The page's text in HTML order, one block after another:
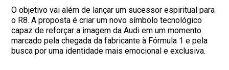
O objetivo vai além de lançar um sucessor espiritual para
o R8. A proposta é criar um novo símbolo tecnológico
capaz de reforçar a imagem da Audi em um momento
marcado pela chegada da fabricante à Fórmula 1 e pela
busca por uma identidade mais emocional e exclusiva.